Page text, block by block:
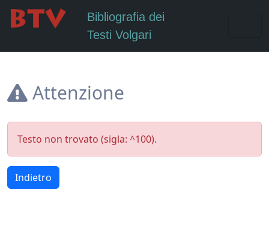
Bibliografia dei
Testi Volgari
Attenzione
Testo non trovato (sigla: ^100).
Indietro